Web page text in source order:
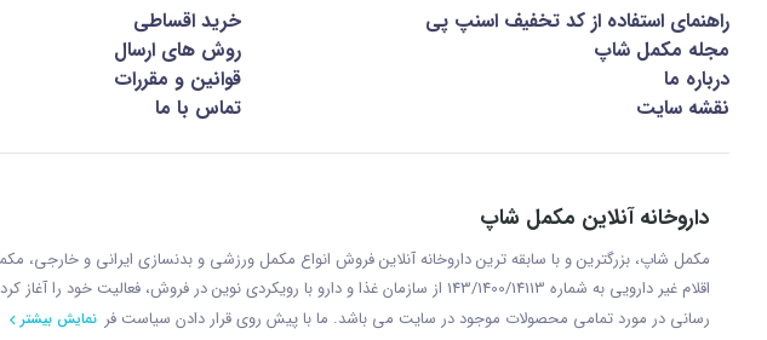
راهنمای استفاده از کد تخفیف اسنپ پی خرید اقساطی
مجله مکمل شاپ
روش های ارسال
درباره ما
قوانین و مقررات
نقشه سایت
تماس با ما
داروخانه آنلاین مکمل شاپ
مکمل شاپ، بزرگترین و با سابقه ترین داروخانه آنلاین فروش انواع مکمل ورزشی و بدنسازی ایرانی و
اقلام غیر دارویی به شماره 143/1400/14113 از سازمان غذا و دارو با رويکردی نوين در
رسانی در مورد تمامی محصولات موجود در سایت می باشد. ما با پيش روی قرار دادن سياست فر نمایش بیشتر